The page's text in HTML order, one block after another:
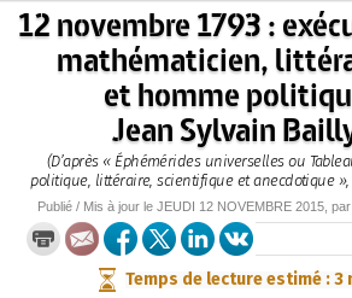
12 novembre 1793 :
mathématicien,
et homme
Jean Sylvain
(D’après « Éphémérides universelles ou
politique, littéraire, scientifique et anecdotique »,
Publié / Mis à jour le JEUDI 12 NOVEMBRE 2015 , par
Temps de lecture estimé : 3